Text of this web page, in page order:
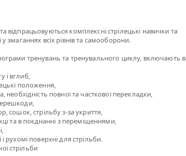
відпрацьовуються комплексні стрілецькі навички та
у змаганнях всіх рівнів та самооборони.
тренувань та тренувального циклу, включають в
і вглиб,
положення,
необхідність повної та часткової перекладки,
сошок, стрільбу з-за укриття,
та в поєднанні з переміщеннями,
рухомі поверхні для стрільби.
стрільби